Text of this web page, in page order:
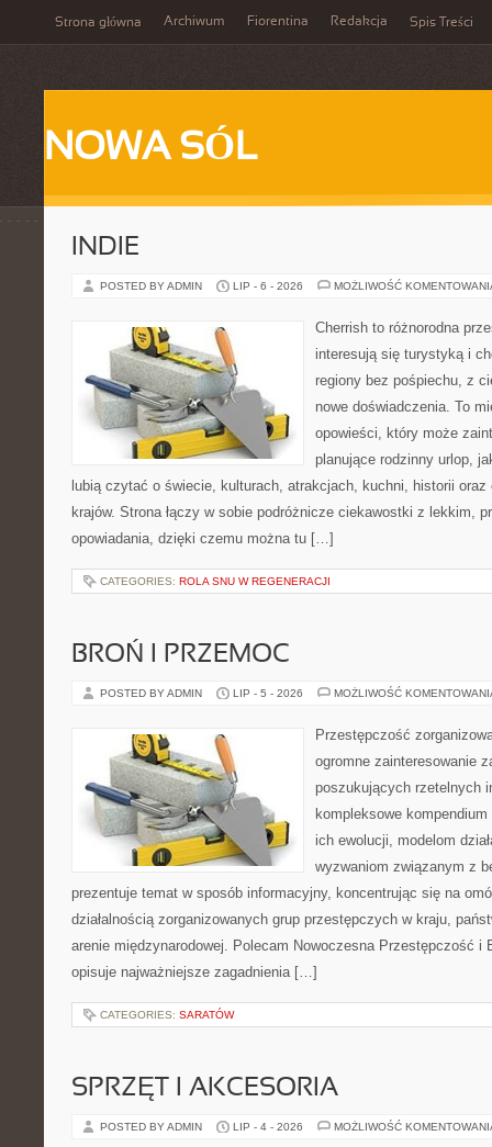
Strona główna Archiwum Fiorentina Redakcja Spis Treści
NOWA SÓL
INDIE
POSTED BY ADMIN LIP - 6 - 2026 MOŻLIWOŚĆ
Cherrish to różnorodna
interesują się turystyką i
regiony bez pośpiechu, z
nowe doświadczenia. To
opowieści, który może
planujące rodzinny urlop,
lubią czytać o świecie, kulturach, atrakcjach, kuchni, historii
krajów. Strona łączy w sobie podróżnicze ciekawostki z lekkim,
opowiadania, dzięki czemu można tu […]
CATEGORIES: ROLA SNU W REGENERACJI
BROŃ I PRZEMOC
POSTED BY ADMIN LIP - 5 - 2026 MOŻLIWOŚĆ
Przestępczość
ogromne zainteresowanie
poszukujących rzetelnych
kompleksowe
ich ewolucji, modelom
wyzwaniom związanym z
prezentuje temat w sposób informacyjny, koncentrując się na
działalnością zorganizowanych grup przestępczych w kraju,
arenie międzynarodowej. Polecam Nowoczesna Przestępczość i
opisuje najważniejsze zagadnienia […]
CATEGORIES: SARATÓW
SPRZĘT I AKCESORIA
POSTED BY ADMIN LIP - 4 - 2026 MOŻLIWOŚĆ